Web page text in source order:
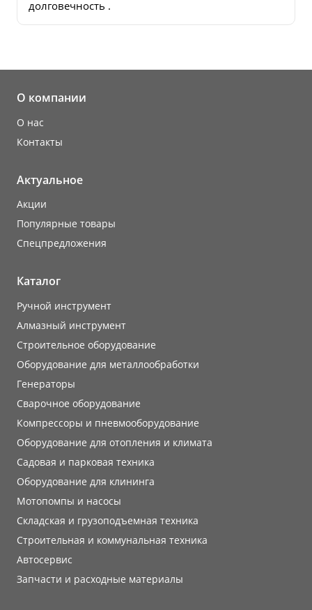
долговечность .
О компании
О нас
Контакты
Актуальное
Акции
Популярные товары
Cпецпредложения
Каталог
Ручной инструмент
Алмазный инструмент
Строительное оборудование
Оборудование для металлообработки
Генераторы
Сварочное оборудование
Компрессоры и пневмооборудование
Оборудование для отопления и климата
Садовая и парковая техника
Оборудование для клининга
Мотопомпы и насосы
Складская и грузоподъемная техника
Строительная и коммунальная техника
Автосервис
Запчасти и расходные материалы